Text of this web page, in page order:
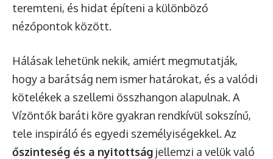
teremteni, és hidat építeni a különböző
nézőpontok között.
Hálásak lehetünk nekik, amiért megmutatják,
hogy a barátság nem ismer határokat, és a valódi
kötelékek a szellemi összhangon alapulnak. A
Vízöntők baráti köre gyakran rendkívül sokszínű,
tele inspiráló és egyedi személyiségekkel. Az
őszinteség és a nyitottság jellemzi a velük való